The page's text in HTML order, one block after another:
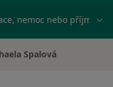
nemoc nebo příjmení
Spalová